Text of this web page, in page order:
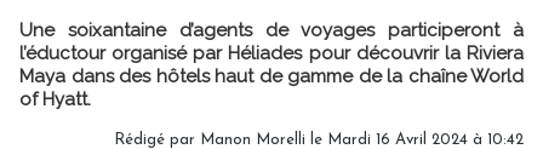
Une soixantaine d’agents de voyages participeront à
l’éductour organisé par Héliades pour découvrir la Riviera
Maya dans des hôtels haut de gamme de la chaîne World
of Hyatt.
Rédigé par Manon Morelli le Mardi 16 Avril 2024 à 10:42